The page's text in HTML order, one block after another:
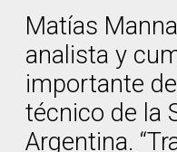
Matías
analista y
importante
técnico de la
Argentina.